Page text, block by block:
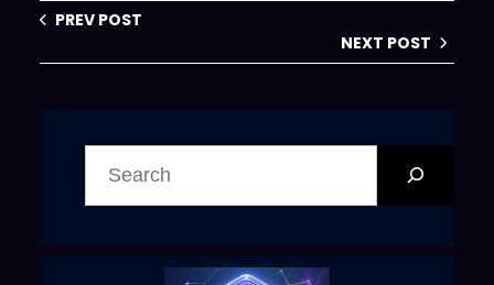
PREV POST
NEXT POST